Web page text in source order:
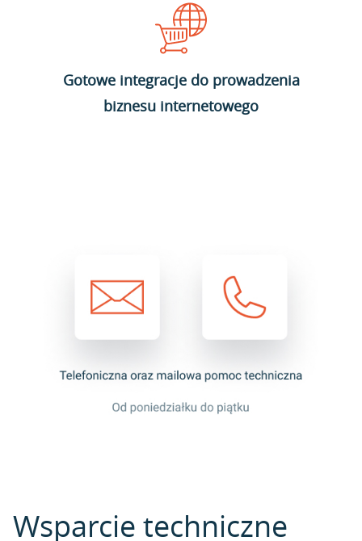
Gotowe integracje do prowadzenia
biznesu internetowego
Wsparcie techniczne